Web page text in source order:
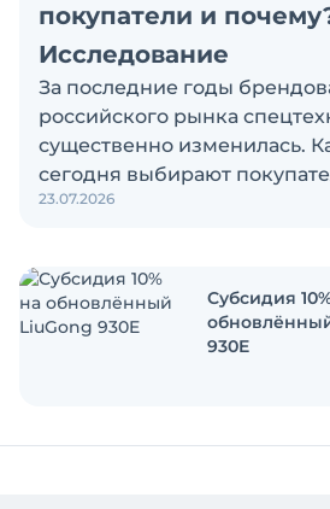
покупатели и
Исследование
За последние годы
российского рынка
существенно изменилась.
сегодня выбирают
также кого считают
23.07.2026
Субсидия
930E